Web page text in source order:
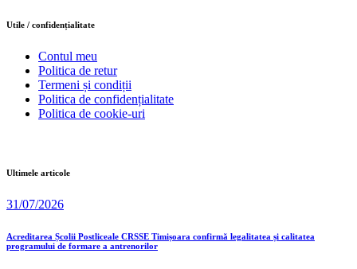
Utile / confidențialitate
Contul meu
Politica de retur
Termeni și condiții
Politica de confidențialitate
Politica de cookie-uri
Ultimele articole
31/07/2026
Acreditarea Școlii Postliceale CRSSE Timișoara confirmă legalitatea și calitatea
programului de formare a antrenorilor